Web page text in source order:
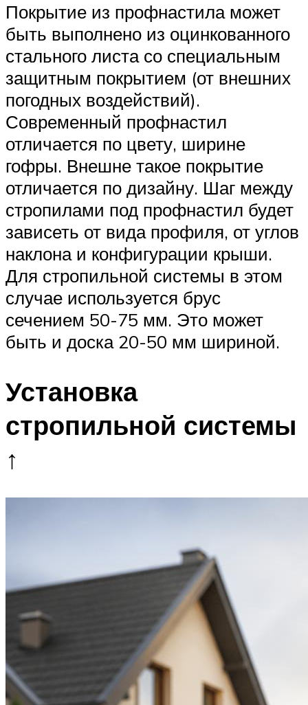
Покрытие из профнастила может
быть выполнено из оцинкованного
стального листа со специальным
защитным покрытием (от внешних
погодных воздействий).
Современный профнастил
отличается по цвету, ширине
гофры. Внешне такое покрытие
отличается по дизайну. Шаг между
стропилами под профнастил будет
зависеть от вида профиля, от углов
наклона и конфигурации крыши.
Для стропильной системы в этом
случае используется брус
сечением 50-75 мм. Это может
быть и доска 20-50 мм шириной.
Установка
стропильной системы
↑